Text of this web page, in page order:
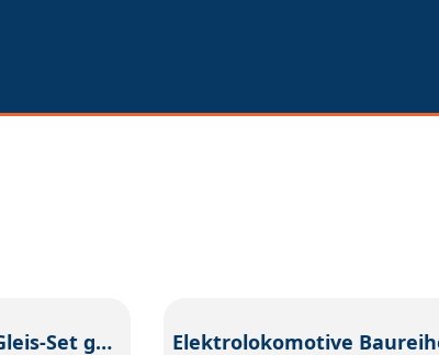
Märklin Start up - Gleis-Set gerade (Inhalt 6 Stück)